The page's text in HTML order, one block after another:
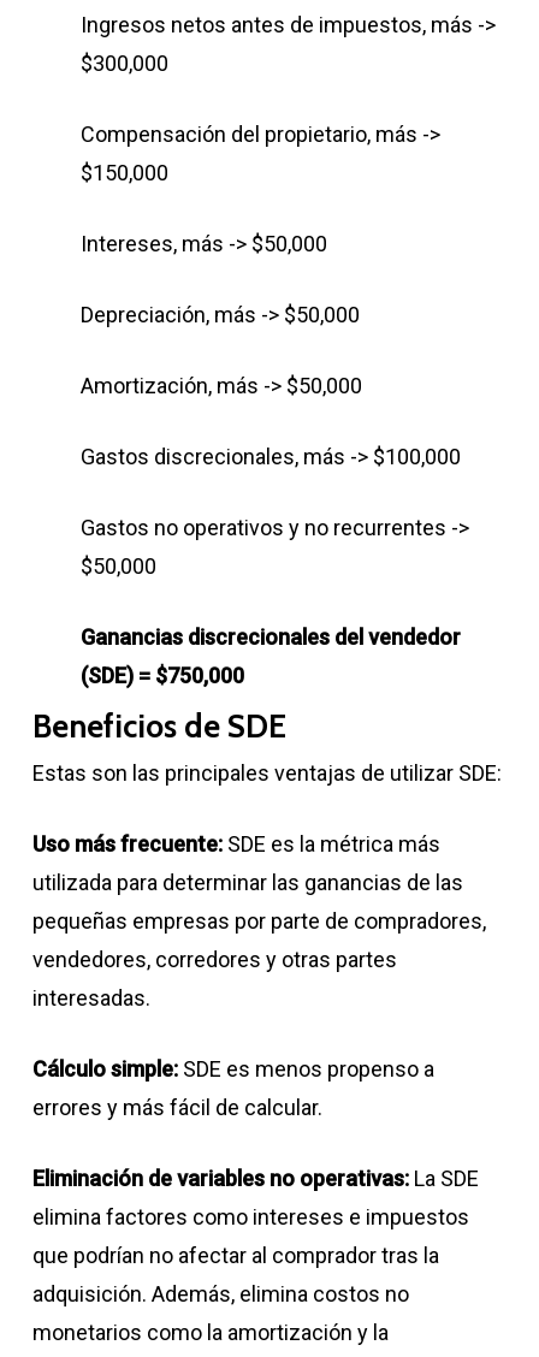
Ingresos netos antes de impuestos, más ->
$300,000
Compensación del propietario, más ->
$150,000
Intereses, más -> $50,000
Depreciación, más -> $50,000
Amortización, más -> $50,000
Gastos discrecionales, más -> $100,000
Gastos no operativos y no recurrentes ->
$50,000
Ganancias discrecionales del vendedor
(SDE) = $750,000
Beneficios de SDE
Estas son las principales ventajas de utilizar SDE:
Uso más frecuente:SDE es la métrica más
utilizada para determinar las ganancias de las
pequeñas empresas por parte de compradores,
vendedores, corredores y otras partes
interesadas.
Cálculo simple:SDE es menos propenso a
errores y más fácil de calcular.
Eliminación de variables no operativas:La SDE
elimina factores como intereses e impuestos
que podrían no afectar al comprador tras la
adquisición. Además, elimina costos no
monetarios como la amortización y la